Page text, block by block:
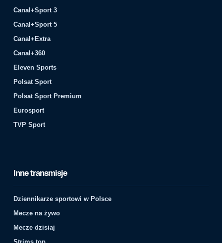
Canal+Sport 3
Canal+Sport 5
Canal+Extra
Canal+360
Eleven Sports
Polsat Sport
Polsat Sport Premium
Eurosport
TVP Sport
Inne transmisje
Dziennikarze sportowi w Polsce
Mecze na żywo
Mecze dzisiaj